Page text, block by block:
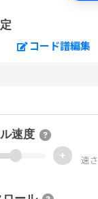
コード譜編集
速度
+ 速さ